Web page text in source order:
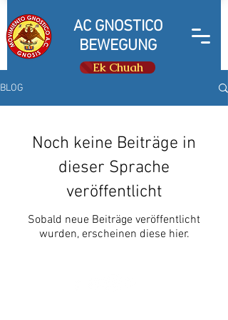
AC GNOSTICO
BEWEGUNG
Ek Chuah
BLOG
Noch keine Beiträge in
dieser Sprache
veröffentlicht
Sobald neue Beiträge veröffentlicht
wurden, erscheinen diese hier.